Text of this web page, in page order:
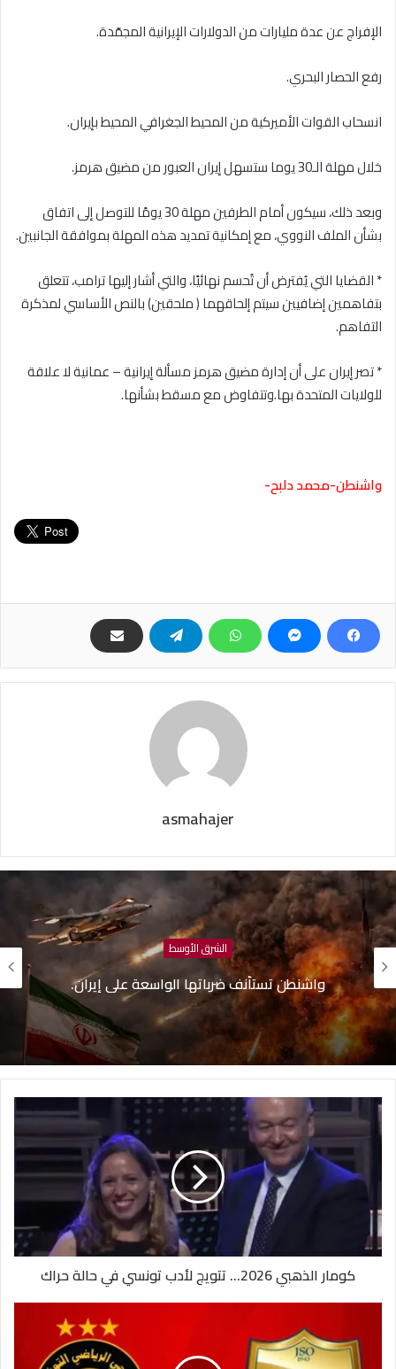
‏الإفراج عن عدة مليارات من الدولارات الإيرانية المجمّدة.
‏رفع الحصار البحري.
‏انسحاب القوات الأميركية من المحيط الجغرافي المحيط بإيران.
‏خلال مهلة الـ30 يوما ستسهل إيران العبور من مضيق هرمز.
‏وبعد ذلك، سيكون أمام الطرفين مهلة 30 يومًا للتوصل إلى اتفاق
بشأن الملف النووي، مع إمكانية تمديد هذه المهلة بموافقة الجانبين.
‏* القضايا التي يُفترض أن تُحسم نهائيًا، والتي أشار إليها ترامب، تتعلق
بتفاهمين إضافيين سيتم إلحاقهما ( ملحقين) بالنص الأساسي لمذكرة
التفاهم.
‏* تصر إيران على أن إدارة مضيق هرمز مسألة إيرانية – عمانية لا علاقة
للولايات المتحدة بها.وتتفاوض مع مسقط بشأنها.
واشنطن-محمد دلبح-
asmahajer
الشرق الأوسط
الجامعة العربية تحذر من محاولات توسيع رقعة
الصراع بعد استهداف دمياط
كومار الذهبي 2026... تتويج لأدب تونسي في حالة حراك